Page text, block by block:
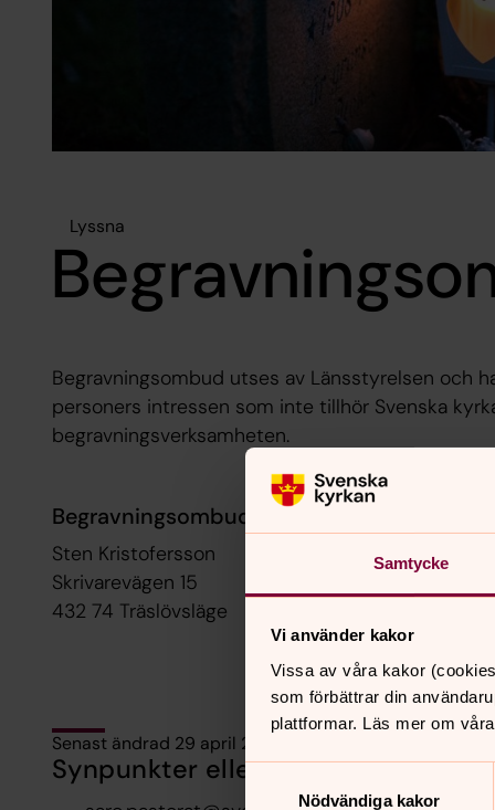
Samtycke
Vi använder kakor
Vissa av våra kakor
som förbättrar din
plattformar. Läs mer om
Samtyckesval
Nödvändiga kakor
Lyssna
Begravningsombud utses av Länsstyrelsen och
personers intressen som inte tillhör Svenska
begravningsverksamheten.
Begravningsombud i Kungsbacka kommun
Sten Kristofersson
Skrivarevägen 15
432 74 Träslövsläge
Senast ändrad 29 april 2016
Synpunkter eller frågor på sidans